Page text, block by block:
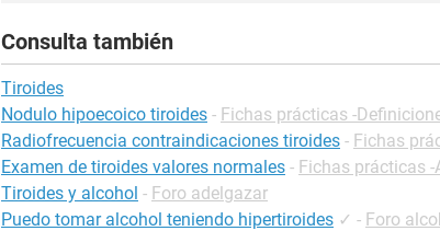
Consulta también
Tiroides
Nodulo hipoecoico tiroides - Fichas prácticas -
Radiofrecuencia contraindicaciones tiroides - Fichas
Examen de tiroides valores normales - Fichas prácticas
Tiroides y alcohol - Foro adelgazar
Puedo tomar alcohol teniendo hipertiroides ✓ - Foro